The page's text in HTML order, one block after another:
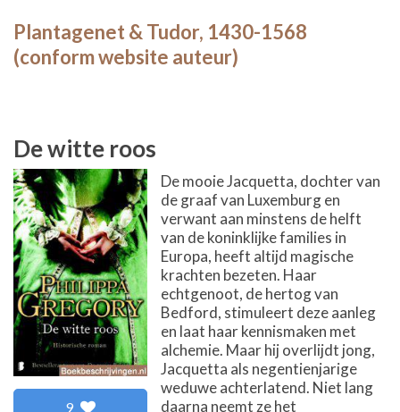
Plantagenet & Tudor, 1430-1568
(conform website auteur)
De witte roos
9
De mooie Jacquetta, dochter van
de graaf van Luxemburg en
verwant aan minstens de helft
van de koninklijke families in
Europa, heeft altijd magische
krachten bezeten. Haar
echtgenoot, de hertog van
Bedford, stimuleert deze aanleg
en laat haar kennismaken met
alchemie. Maar hij overlijdt jong,
Jacquetta als negentienjarige
weduwe achterlatend. Niet lang
daarna neemt ze het